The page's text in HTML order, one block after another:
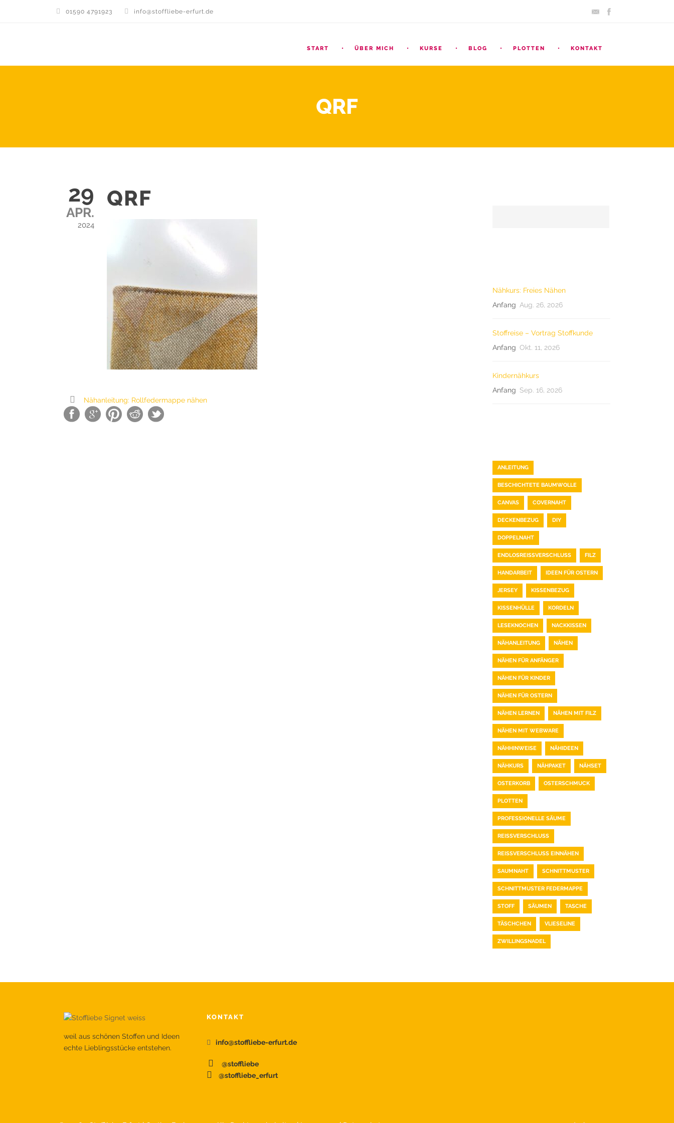
01590 4791923 info@stoffliebe-erfurt.de
START ÜBER MICH KURSE BLOG PLOTTEN KONTAKT
QRF
29
APR.
2024
QRF
Nähanleitung: Rollfedermappe nähen
Nähkurs: Freies Nähen
Anfang Aug. 26, 2026
Stoffreise – Vortrag Stoffkunde
Anfang Okt. 11, 2026
Kindernähkurs
Anfang Sep. 16, 2026
ANLEITUNG
BESCHICHTETE BAUMWOLLE
CANVAS COVERNAHT
DECKENBEZUG DIY
DOPPELNAHT
ENDLOSREISSVERSCHLUSS FILZ
HANDARBEIT IDEEN FÜR OSTERN
JERSEY KISSENBEZUG
KISSENHÜLLE KORDELN
LESEKNOCHEN NACKKISSEN
NÄHANLEITUNG NÄHEN
NÄHEN FÜR ANFÄNGER
NÄHEN FÜR KINDER
NÄHEN FÜR OSTERN
NÄHEN LERNEN NÄHEN MIT FILZ
NÄHEN MIT WEBWARE
NÄHHINWEISE NÄHIDEEN
NÄHKURS NÄHPAKET NÄHSET
OSTERKORB OSTERSCHMUCK
PLOTTEN
PROFESSIONELLE SÄUME
REISSVERSCHLUSS
REISSVERSCHLUSS EINNÄHEN
SAUMNAHT SCHNITTMUSTER
SCHNITTMUSTER FEDERMAPPE
STOFF SÄUMEN TASCHE
TÄSCHCHEN VLIESELINE
ZWILLINGSNADEL
weil aus schönen Stoffen und Ideen
echte Lieblingsstücke entstehen.
KONTAKT
info@stoffliebe-erfurt.de
@stoffliebe
@stoffliebe_erfurt